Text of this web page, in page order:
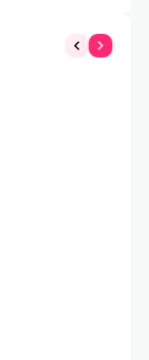
y con foco en